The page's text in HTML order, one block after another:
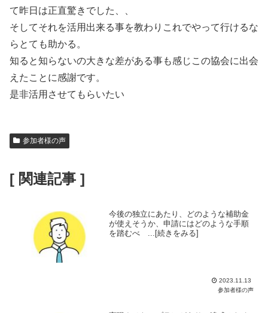
て昨日は正直驚きでした、、
そしてそれを活用出来る事を教わりこれでやって行けるな
らとても助かる。
知ると知らないの大きな差がある事も感じこの協会に出会
えたことに感謝です。
是非活用させてもらいたい
参加者様の声
[ 関連記事 ]
今後の独立にあたり、どのような補助金
が使えそうか、申請にはどのような手順
を踏むべ ...[続きをみる]
2023.11.13
参加者様の声